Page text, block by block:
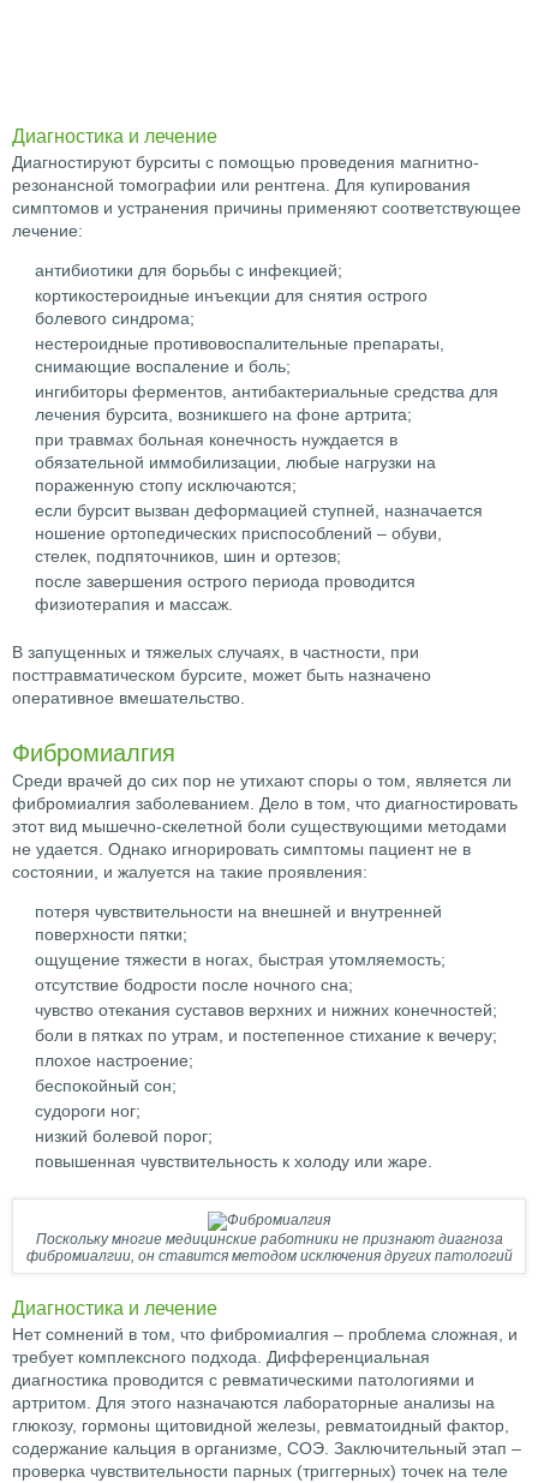
Диагностика и лечение
Диагностируют бурситы с помощью проведения магнитно-
резонансной томографии или рентгена. Для купирования
симптомов и устранения причины применяют соответствующее
лечение:
антибиотики для борьбы с инфекцией;
кортикостероидные инъекции для снятия острого
болевого синдрома;
нестероидные противовоспалительные препараты,
снимающие воспаление и боль;
ингибиторы ферментов, антибактериальные средства для
лечения бурсита, возникшего на фоне артрита;
при травмах больная конечность нуждается в
обязательной иммобилизации, любые нагрузки на
пораженную стопу исключаются;
если бурсит вызван деформацией ступней, назначается
ношение ортопедических приспособлений – обуви,
стелек, подпяточников, шин и ортезов;
после завершения острого периода проводится
физиотерапия и массаж.
В запущенных и тяжелых случаях, в частности, при
посттравматическом бурсите, может быть назначено
оперативное вмешательство.
Фибромиалгия
Среди врачей до сих пор не утихают споры о том, является ли
фибромиалгия заболеванием. Дело в том, что диагностировать
этот вид мышечно-скелетной боли существующими методами
не удается. Однако игнорировать симптомы пациент не в
состоянии, и жалуется на такие проявления:
потеря чувствительности на внешней и внутренней
поверхности пятки;
ощущение тяжести в ногах, быстрая утомляемость;
отсутствие бодрости после ночного сна;
чувство отекания суставов верхних и нижних конечностей;
боли в пятках по утрам, и постепенное стихание к вечеру;
плохое настроение;
беспокойный сон;
судороги ног;
низкий болевой порог;
повышенная чувствительность к холоду или жаре.
Поскольку многие медицинские работники не признают диагноза
фибромиалгии, он ставится методом исключения других патологий
Диагностика и лечение
Нет сомнений в том, что фибромиалгия – проблема сложная, и
требует комплексного подхода. Дифференциальная
диагностика проводится с ревматическими патологиями и
артритом. Для этого назначаются лабораторные анализы на
глюкозу, гормоны щитовидной железы, ревматоидный фактор,
содержание кальция в организме, СОЭ. Заключительный этап –
проверка чувствительности парных (триггерных) точек на теле